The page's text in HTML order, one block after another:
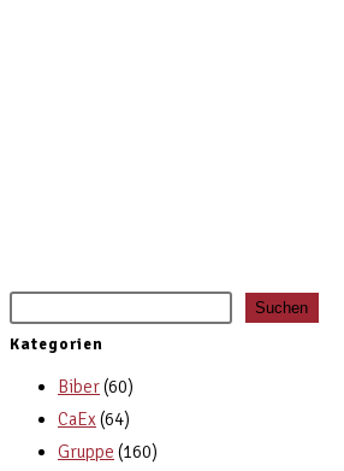
Suchen
Kategorien
Biber(60)
CaEx(64)
Gruppe (160)